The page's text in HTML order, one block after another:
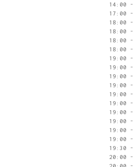
14:00 -
17:00 -
18:00 -
18:00 -
18:00 -
18:00 -
19:00 -
19:00 -
19:00 -
19:00 -
19:00 -
19:00 -
19:00 -
19:00 -
19:00 -
19:00 -
19:30 -
20:00 -